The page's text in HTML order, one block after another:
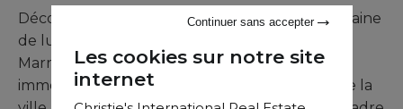
Découvrez cette somptueuse villa contemporaine
de luxe à vendre sur la route de l’Ourika à
Marrakech, proposée par notre agence
immobilière. Nichée à seulement 15 minutes de la
Les cookies sur notre site
internet
Continuer sans accepter